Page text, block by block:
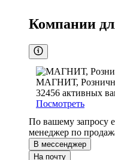
Компании
МАГНИТ,
32456 активных
Посмотреть
По вашему запросу
менеджер по
В мессенджер
На почту